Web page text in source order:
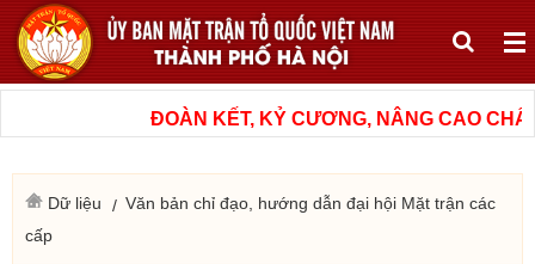
ĐOÀN KẾT, KỶ CƯƠNG, NÂNG CAO
Dữ liệu
Văn bản chỉ đạo, hướng dẫn đại hội Mặt trận các
cấp